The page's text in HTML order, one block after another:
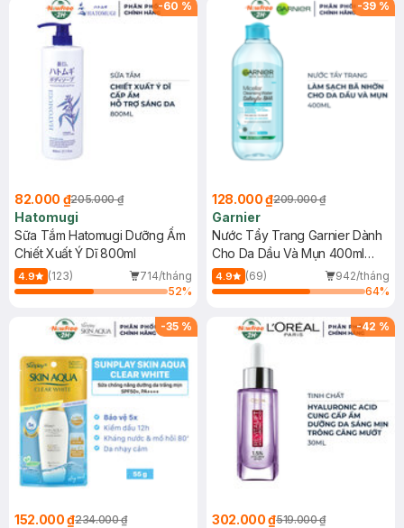
-60 %
82.000 ₫205.000 ₫
Hatomugi
Sữa Tắm Hatomugi Dưỡng Ẩm
Chiết Xuất Ý Dĩ 800ml
4.9 (123)
714/tháng
52%
-39 %
128.000 ₫209.000 ₫
Garnier
Nước Tẩy Trang Garnier Dành
Cho Da Dầu Và Mụn 400ml
(Mới)
4.9 (69)
942/tháng
64%
-35 %
152.000 ₫234.000 ₫
-42 %
302.000 ₫519.000 ₫